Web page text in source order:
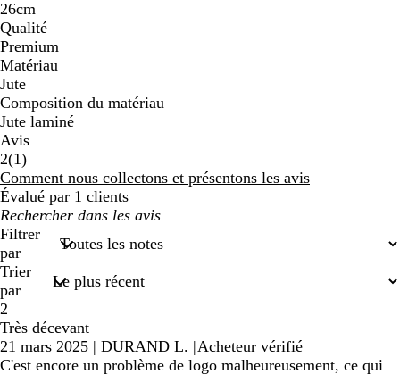
26cm
Qualité
Premium
Matériau
Jute
Composition du matériau
Jute laminé
Avis
2(11
avis
)
Comment nous collectons et présentons les avis
Évalué par 1 clients
Mes
recherches
saisies
Filtrer
par
Trier
par
2
Très décevant
21 mars 2025 | DURAND L. |Acheteur vérifié
C'est encore un problème de logo malheureusement, ce qui